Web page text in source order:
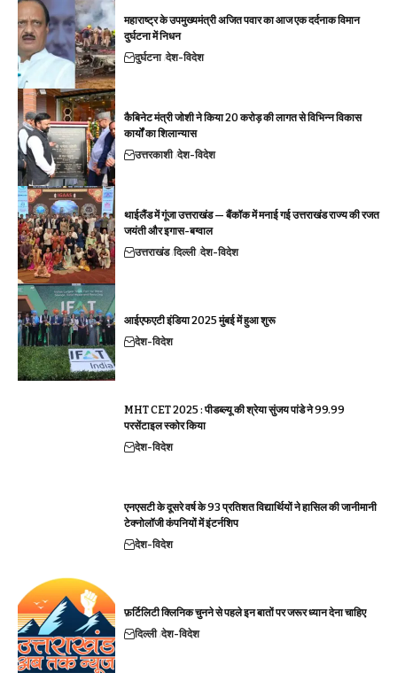
महाराष्ट्र के उपमुख्यमंत्री अजित पवार का आज एक दर्दनाक विमान
दुर्घटना में निधन
दुर्घटना देश-विदेश
कैबिनेट मंत्री जोशी ने किया 20 करोड़ की लागत से विभिन्न विकास
कार्यों का शिलान्यास
उत्तरकाशी देश-विदेश
थाईलैंड में गूंजा उत्तराखंड — बैंकॉक में मनाई गई उत्तराखंड राज्य की रजत
जयंती और इगास-बग्वाल
उत्तराखंड दिल्ली देश-विदेश
आईएफएटी इंडिया 2025 मुंबई में हुआ शुरू
देश-विदेश
MHT CET 2025 : पीडब्ल्यू की श्रेया सुंजय पांडे ने 99.99
परसेंटाइल स्कोर किया
देश-विदेश
एनएसटी के दूसरे वर्ष के 93 प्रतिशत विद्यार्थियों ने हासिल की जानीमानी
टेक्नोलॉजी कंपनियों में इंटर्नशिप
देश-विदेश
फ़र्टिलिटी क्लिनिक चुनने से पहले इन बातों पर जरूर ध्यान देना चाहिए
दिल्ली देश-विदेश